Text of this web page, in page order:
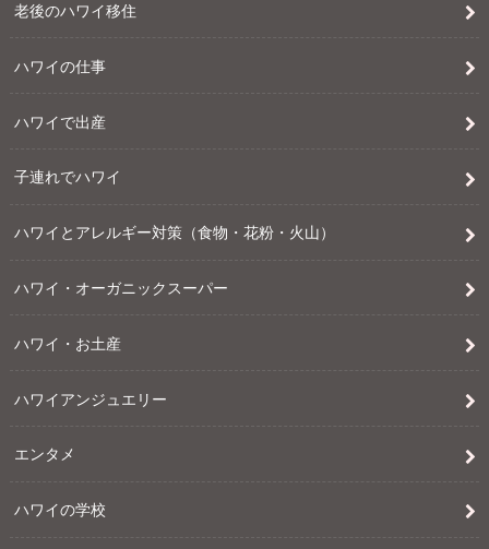
老後のハワイ移住
ハワイの仕事
ハワイで出産
子連れでハワイ
ハワイとアレルギー対策（食物・花粉・火山）
ハワイ・オーガニックスーパー
ハワイ・お土産
ハワイアンジュエリー
エンタメ
ハワイの学校